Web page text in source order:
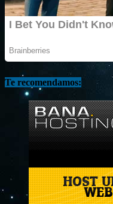
Te recomendamos: